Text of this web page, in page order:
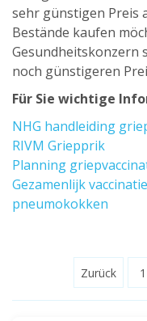
Nach Marke filtern
B. Braun(2)
BSN(1)
Clinipack(1)
Hartmann
Medische
Mediware(3)
Ratiomed(4)
Sarstedt(1)
Servobox(15)
Sharpsafe
Zeig mehr
sehr günstigen Preis
Bestände kaufen
Gesundheitskonzern
noch günstigeren
Für Sie wichtige
NHG handleiding
RIVM Griepprik
Planning
Gezamenlijk
pneumokokken
Zurück 1